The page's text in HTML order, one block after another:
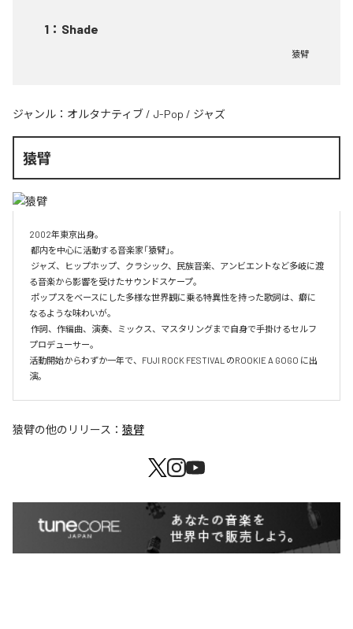
1 ： Shade
猿臂
ジャンル： オルタナティブ / J-Pop / ジャズ
猿臂
2002年東京出身。
る音楽から影響を受けたサウンドスケープ。
なるような味わいが。
プロデューサー。
活動開始からわずか一年で、FUJI ROCK FESTIVAL のROOKIE A GOGO に出
演。
猿臂の他のリリース： 猿臂